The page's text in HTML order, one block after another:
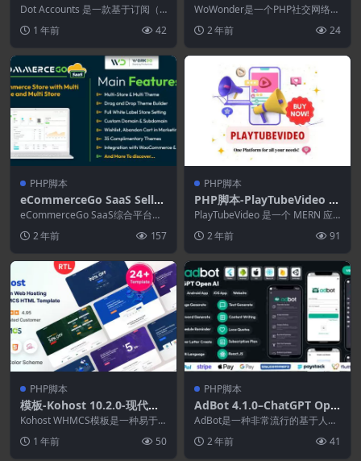
–SaaS商业和会计软件
Dot Accounts 是一款基于订阅（S
以向...1 年前 42
owonder 4.3(WoWonder
拓展)–终极PHP社交网络平台
WoWonder是一个PHP社交网络脚
网络网...
2 年前 24
PHP脚本
eCommerceGo SaaS Seller
App 1.2
eCommerceGo SaaS综合平台可
单，一切都...
2 年前 157
PHP脚本
PHP脚本-PlayTubeVideo 4.
4–直播和视频CMS平台
PlayTubeVideo 是一个 MERN 应
2 年前 91
PHP脚本
模板-Kohost 10.2.0-现代网
络托管和WHMC模板
Kohost WHMCS模板是一种易于
度可定制的S...
1 年前 50
PHP脚本
AdBot 4.1.0–ChatGPT Ope
n AI Android and iOS App
AdBot是一种非常流行的基于人工
话。聊天机器人有一...
2 年前 41